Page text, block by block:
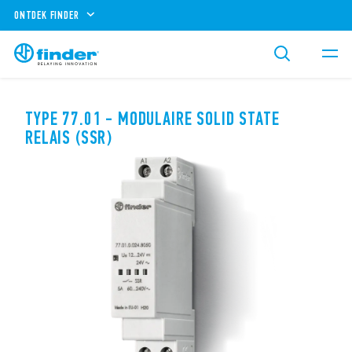
ONTDEK FINDER
TYPE 77.01 - MODULAIRE SOLID STATE
RELAIS (SSR)